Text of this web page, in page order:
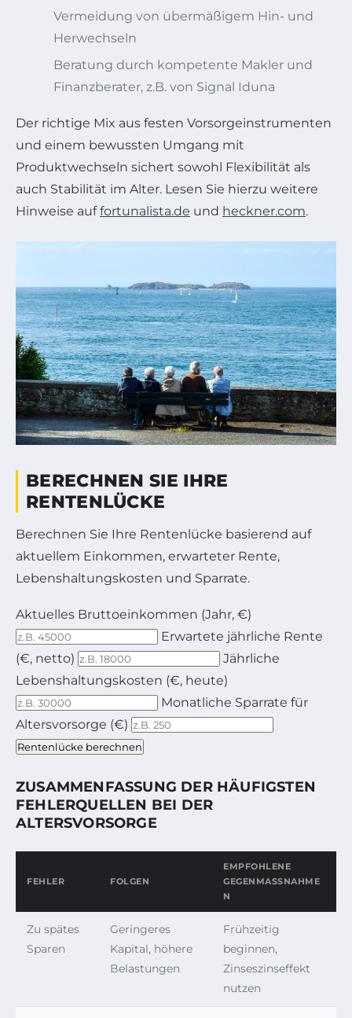
Vermeidung von übermäßigem Hin- und
Herwechseln
Beratung durch kompetente Makler und
Finanzberater, z.B. von Signal Iduna
Der richtige Mix aus festen Vorsorgeinstrumenten
und einem bewussten Umgang mit
Produktwechseln sichert sowohl Flexibilität als
auch Stabilität im Alter. Lesen Sie hierzu weitere
Hinweise auffortunalista.de und heckner.com.
BERECHNEN SIE IHRE
RENTENLÜCKE
Berechnen Sie Ihre Rentenlücke basierend auf
aktuellem Einkommen, erwarteter Rente,
Lebenshaltungskosten und Sparrate.
Aktuelles Bruttoeinkommen (Jahr, €)
Bitte geben Sie Ihr aktuelles
Erwartete jährliche Rente
(€, netto)
Bitte geben Sie Ihre erwartete jährliche Nettorente
Jährliche
Lebenshaltungskosten (€, heute)
Bitte geben Sie Ihre derzeitigen jährlichen
Monatliche Sparrate für
Altersvorsorge (€)
Bitte geben Sie Ihre monatliche Sparrate für die
Rentenlücke berechnen
ZUSAMMENFASSUNG DER HÄUFIGSTEN
FEHLERQUELLEN BEI DER
ALTERSVORSORGE
FEHLER FOLGEN
EMPFOHLENE
GEGENMASSNAHMEN
Zu spätes
Sparen
Geringeres
Kapital, höhere
Belastungen
Frühzeitig
beginnen,
Zinseszinseffekt
nutzen